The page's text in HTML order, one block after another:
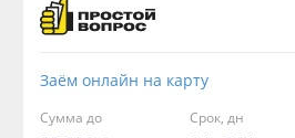
Заём онлайн на карту
Сумма до Срок, дн